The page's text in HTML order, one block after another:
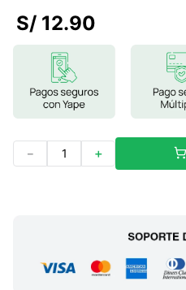
magnesio
9.
melena leon
S/ 12.90
＋
－